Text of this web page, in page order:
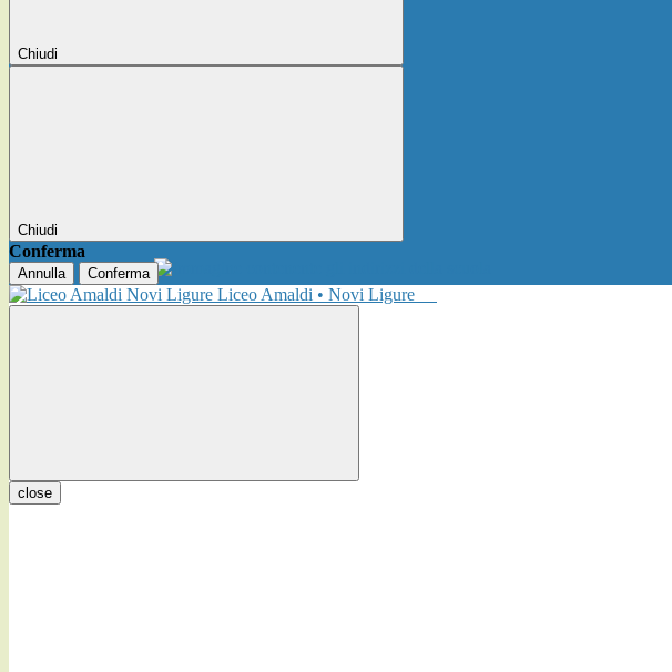
Chiudi
Chiudi
Conferma
Annulla Conferma
Liceo Amaldi • Novi Ligure
close